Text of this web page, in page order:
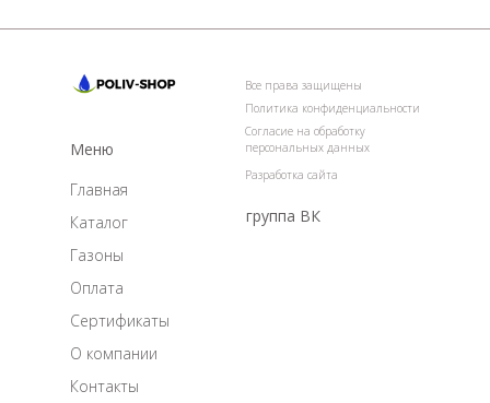
Главная
Все права защищены
Политика конфиденциальности
Разработка сайта
Согласие на обработку
персональных данных
Каталог
Газоны
Оплата
Сертификаты
О компании
Контакты
Меню
группа ВК